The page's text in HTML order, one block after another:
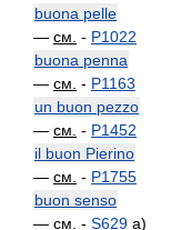
buona pelle
— см. - P1022
buona penna
— см. - P1163
un buon pezzo
— см. - P1452
il buon Pierino
— см. - P1755
buon senso
— см. - S629 a)